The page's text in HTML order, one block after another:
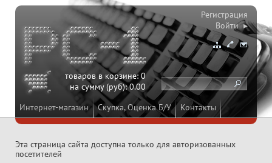
Интернет-магазин Скупка, Оценка Б/У Контакты
товаров в корзине:0
на сумму (руб):0.00
Регистрация
Войти ▸
Эта страница сайта доступна только для авторизованных
посетителей